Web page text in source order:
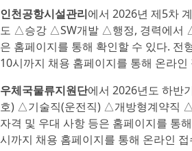
인천공항시설관리에서 2026년 제5차
도 △승강 △SW개발 △행정, 경력에서
은 홈페이지를 통해 확인할 수 있다. 전
10시까지 채용 홈페이지를 통해 온라인
우체국물류지원단에서 2026년도 하반
호) △기술직(운전직) △개방형계약직
자격 및 우대 사항 등은 홈페이지를 통
시까지 채용 홈페이지를 통해 온라인